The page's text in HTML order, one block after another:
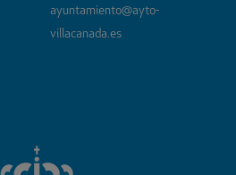
ayuntamiento@ayto-
villacanada.es